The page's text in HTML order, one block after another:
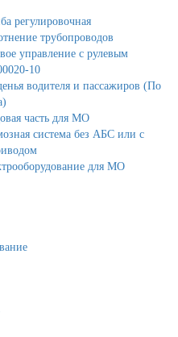
регулировочная
трубопроводов
управление с рулевым
10
водителя и пассажиров (По
часть для МО
система без АБС или с
для МО